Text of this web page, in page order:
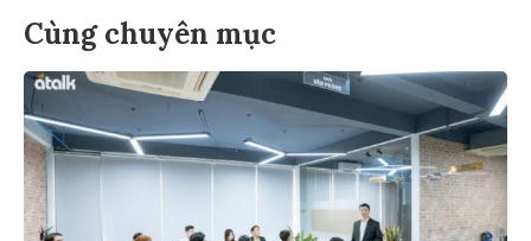
Cùng chuyên mục